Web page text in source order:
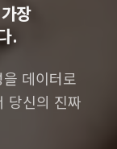
장
.
데이터로
당신의 진짜